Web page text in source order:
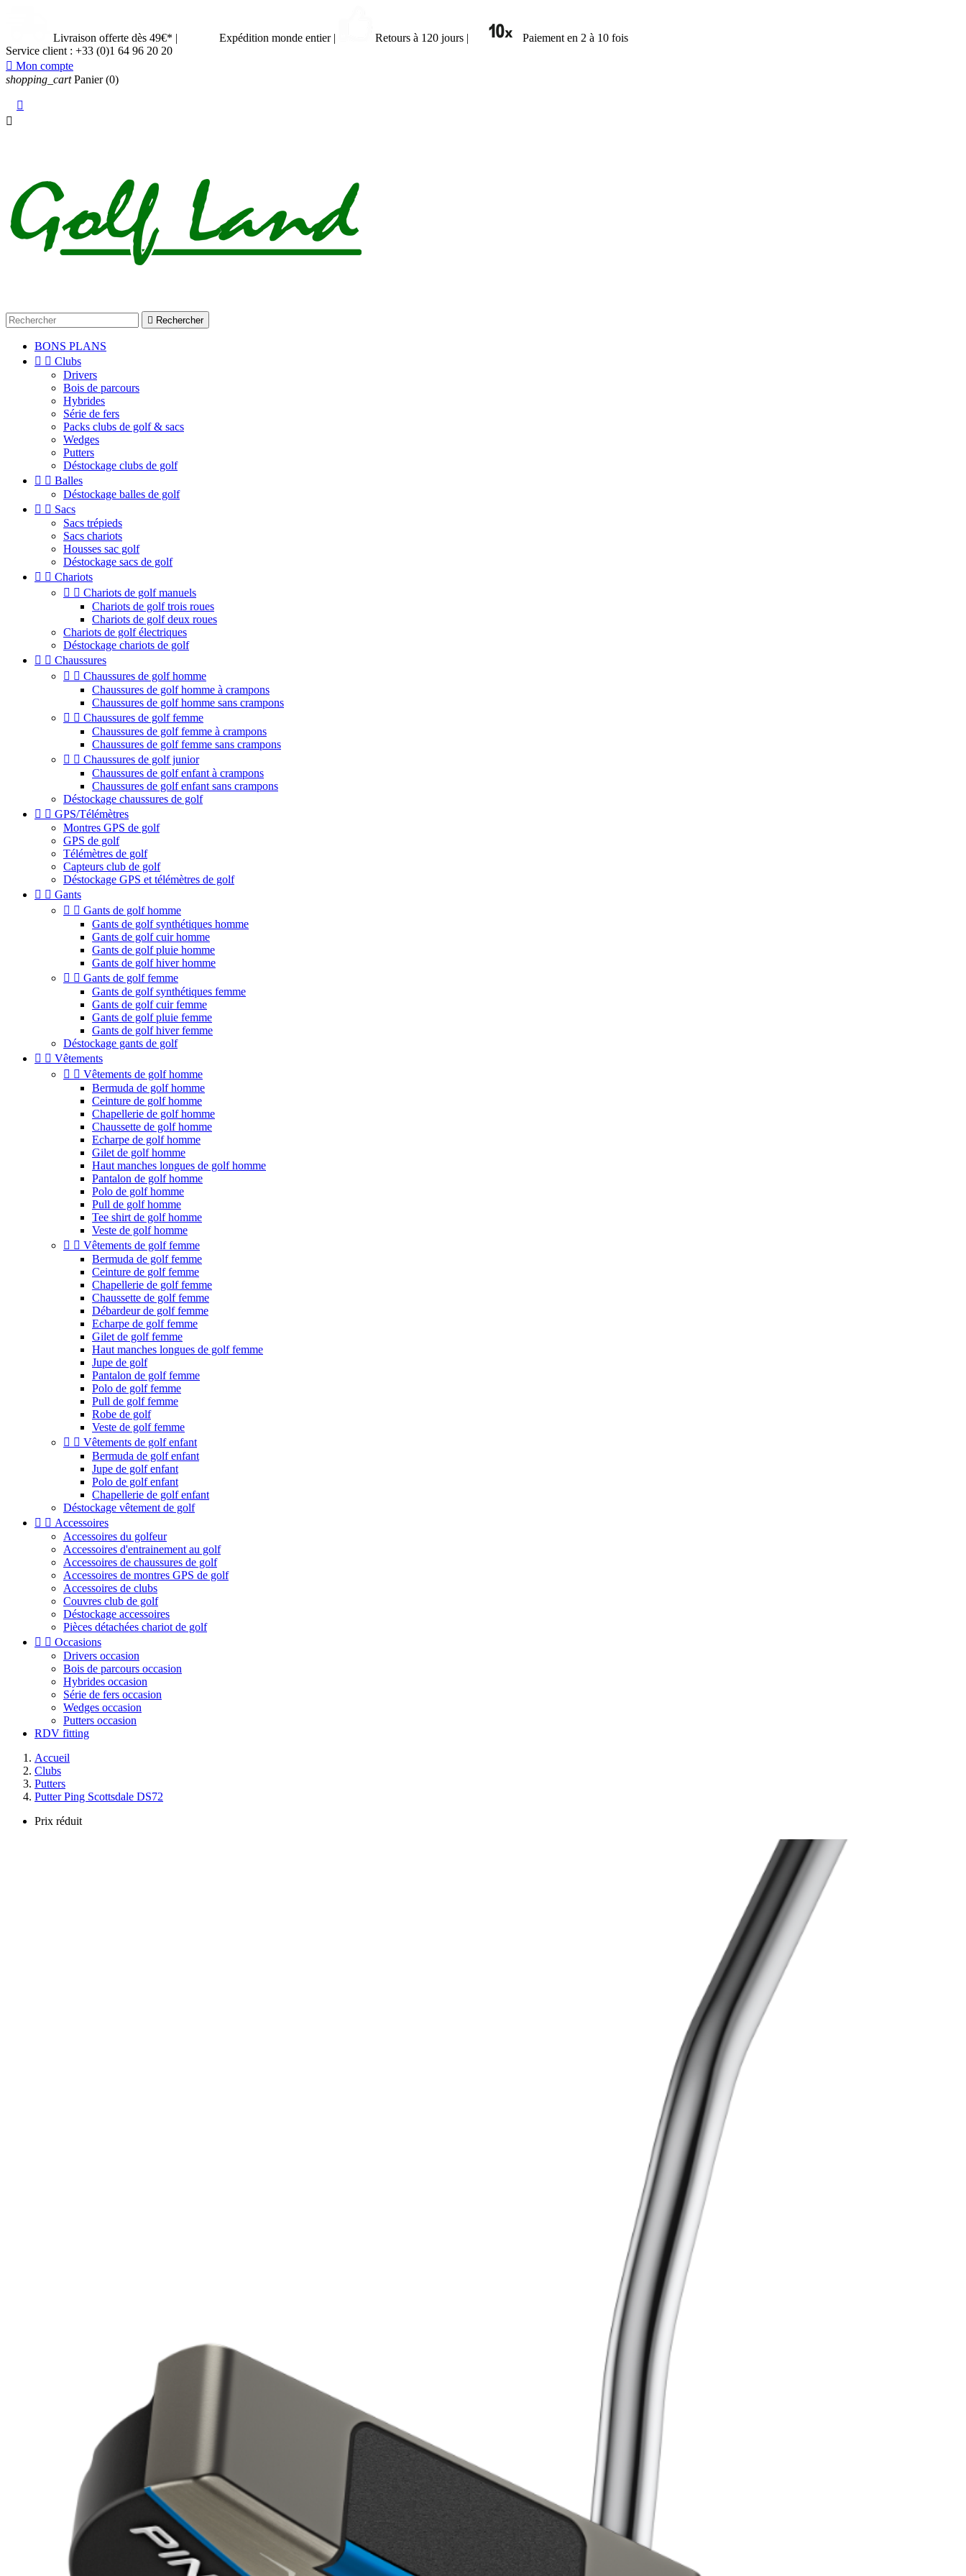
Livraison offerte dès 49€* | Expédition monde entier | Retours à 120 jours |
Paiement en 2 à 10 fois
Service client : +33 (0)1 64 96 20 20
 Mon compte
shopping_cart Panier (0)


 Rechercher
BONS PLANS
  Clubs
Drivers
Bois de parcours
Hybrides
Série de fers
Packs clubs de golf & sacs
Wedges
Putters
Déstockage clubs de golf
  Balles
Déstockage balles de golf
  Sacs
Sacs trépieds
Sacs chariots
Housses sac golf
Déstockage sacs de golf
  Chariots
  Chariots de golf manuels
Chariots de golf trois roues
Chariots de golf deux roues
Chariots de golf électriques
Déstockage chariots de golf
  Chaussures
  Chaussures de golf homme
Chaussures de golf homme à crampons
Chaussures de golf homme sans crampons
  Chaussures de golf femme
Chaussures de golf femme à crampons
Chaussures de golf femme sans crampons
  Chaussures de golf junior
Chaussures de golf enfant à crampons
Chaussures de golf enfant sans crampons
Déstockage chaussures de golf
  GPS/Télémètres
Montres GPS de golf
GPS de golf
Télémètres de golf
Capteurs club de golf
Déstockage GPS et télémètres de golf
  Gants
  Gants de golf homme
Gants de golf synthétiques homme
Gants de golf cuir homme
Gants de golf pluie homme
Gants de golf hiver homme
  Gants de golf femme
Gants de golf synthétiques femme
Gants de golf cuir femme
Gants de golf pluie femme
Gants de golf hiver femme
Déstockage gants de golf
  Vêtements
  Vêtements de golf homme
Bermuda de golf homme
Ceinture de golf homme
Chapellerie de golf homme
Chaussette de golf homme
Echarpe de golf homme
Gilet de golf homme
Haut manches longues de golf homme
Pantalon de golf homme
Polo de golf homme
Pull de golf homme
Tee shirt de golf homme
Veste de golf homme
  Vêtements de golf femme
Bermuda de golf femme
Ceinture de golf femme
Chapellerie de golf femme
Chaussette de golf femme
Débardeur de golf femme
Echarpe de golf femme
Gilet de golf femme
Haut manches longues de golf femme
Jupe de golf
Pantalon de golf femme
Polo de golf femme
Pull de golf femme
Robe de golf
Veste de golf femme
  Vêtements de golf enfant
Bermuda de golf enfant
Jupe de golf enfant
Polo de golf enfant
Chapellerie de golf enfant
Déstockage vêtement de golf
  Accessoires
Accessoires du golfeur
Accessoires d'entrainement au golf
Accessoires de chaussures de golf
Accessoires de montres GPS de golf
Accessoires de clubs
Couvres club de golf
Déstockage accessoires
Pièces détachées chariot de golf
  Occasions
Drivers occasion
Bois de parcours occasion
Hybrides occasion
Série de fers occasion
Wedges occasion
Putters occasion
RDV fitting
Accueil
Clubs
Putters
Putter Ping Scottsdale DS72
Prix réduit